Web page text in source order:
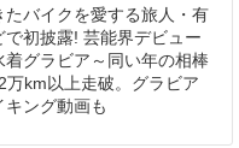
バイクを愛する旅人・有
初披露! 芸能界デビュー
グラビア～同い年の相棒
万km以上走破。グラビア
ング動画も